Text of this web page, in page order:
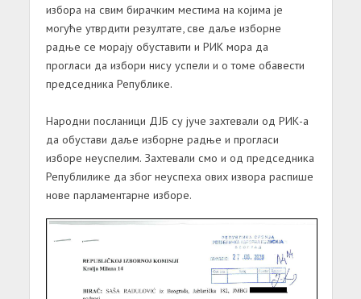
избора на свим бирачким местима на којима је
могуће утврдити резултате, све даље изборне
радње се морају обуставити и РИК мора да
прогласи да избори нису успели и о томе обавести
председника Републике.
Народни посланици ДЈБ су јуче захтевали од РИК-а
да обустави даље изборне радње и прогласи
изборе неуспелим. Захтевали смо и од председника
Републилике да због неуспеха ових извора распише
нове парламентарне изборе.